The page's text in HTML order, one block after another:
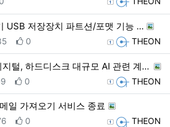
USB 저장장치 파트션/포맷 기능 …
등록자 THEON
추천
0
털, 하드디스크 대규모 AI 관련 계약 발표…
등록자 THEON
추천
0
일 가져오기 서비스 종료
등록자 THEON
추천
0